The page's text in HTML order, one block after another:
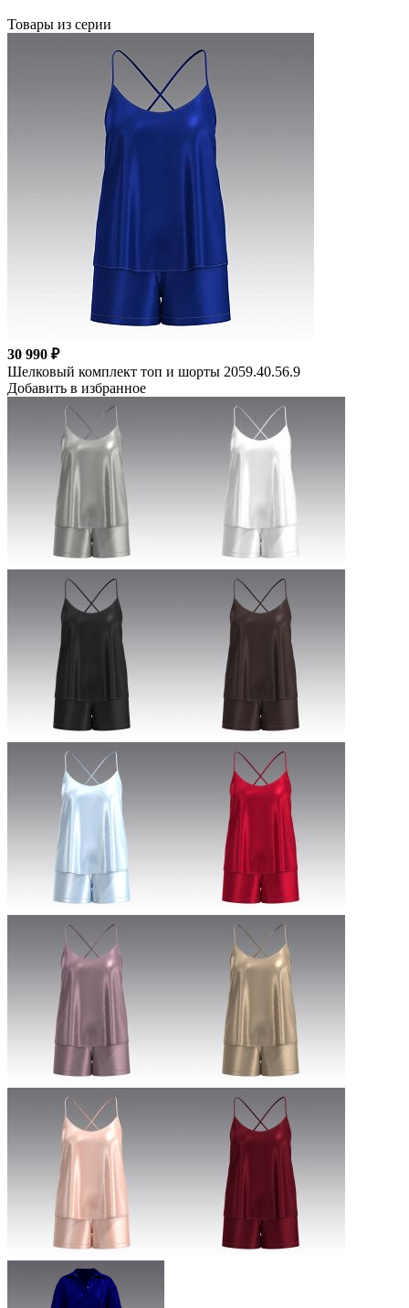
Товары из серии
30 990 ₽
Шелковый комплект топ и шорты 2059.40.56.9
Добавить в избранное